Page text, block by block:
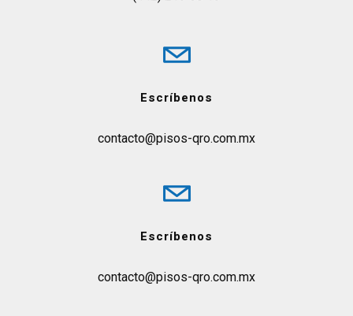
Escríbenos
contacto@pisos-qro.com.mx
Escríbenos
contacto@pisos-qro.com.mx